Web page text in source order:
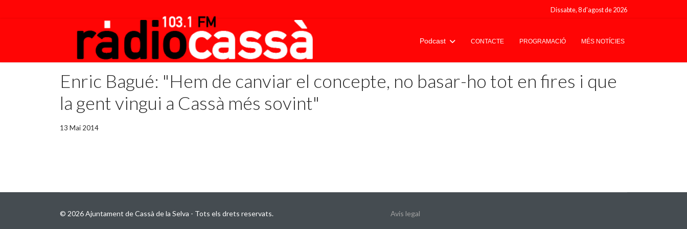
Dissabte, 8 d'agost de 2026
Podcast CONTACTE PROGRAMACIÓ MÉS NOTÍCIES
Enric Bagué: "Hem de canviar el concepte, no basar-ho tot en fires i que
la gent vingui a Cassà més sovint"
13 Mai 2014
© 2026 Ajuntament de Cassà de la Selva - Tots els drets reservats. Avis legal